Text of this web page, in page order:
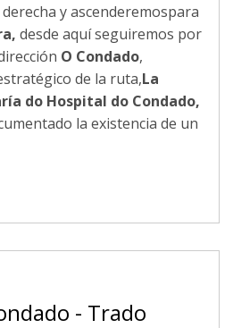
y ascenderemospara
desde aquí seguiremos por
O Condado,
de la ruta,La
do Hospital do Condado,
la existencia de un
- Trado